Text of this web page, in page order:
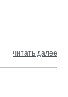
читать далее